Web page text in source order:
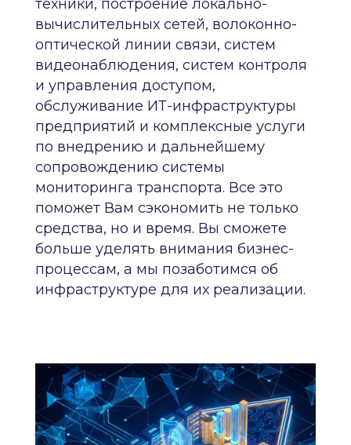
техники, построение локально-
вычислительных сетей, волоконно-
оптической линии связи, систем
видеонаблюдения, систем контроля
и управления доступом,
обслуживание ИТ-инфраструктуры
предприятий и комплексные услуги
по внедрению и дальнейшему
сопровождению системы
мониторинга транспорта. Все это
поможет Вам сэкономить не только
средства, но и время. Вы сможете
больше уделять внимания бизнес-
процессам, а мы позаботимся об
инфраструктуре для их реализации.